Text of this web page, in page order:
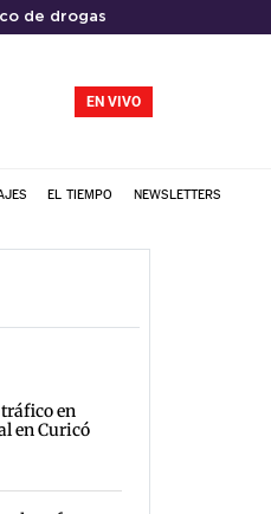
de drogas
EN VIVO
EL TIEMPO NEWSLETTERS
en
en Curicó